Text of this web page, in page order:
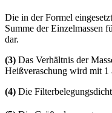
Die in der Formel
Summe der Einzelmassen
dar.
(3) Das Verhältnis der
Heißveraschung wird mit 1
(4) Die